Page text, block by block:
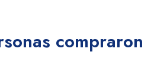
compraron